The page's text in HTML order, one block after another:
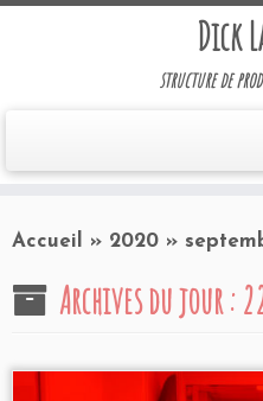
Dick
structure de
Accueil » 2020 »
Archives du jour :